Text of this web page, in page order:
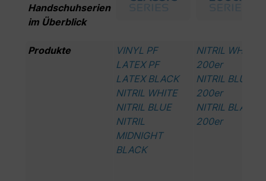
Handschuhserien
im Überblick
Produkte
VINYL PF
LATEX PF
LATEX BLACK
NITRIL WHITE
NITRIL BLUE
NITRIL
MIDNIGHT
BLACK
NITRIL WHITE
200er
NITRIL BLUE
200er
NITRIL BLACK
200er